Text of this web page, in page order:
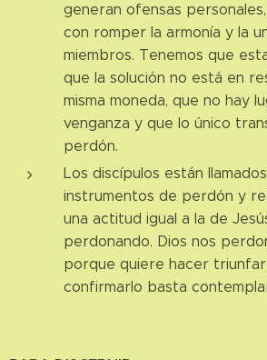
generan ofensas
con romper la armonía y la
miembros. Tenemos que
que la solución no está en
misma moneda, que no hay
venganza y que lo único
perdón.
Los discípulos están
instrumentos de perdón y
una actitud igual a la de
perdonando. Dios nos
porque quiere hacer triunfar
confirmarlo basta